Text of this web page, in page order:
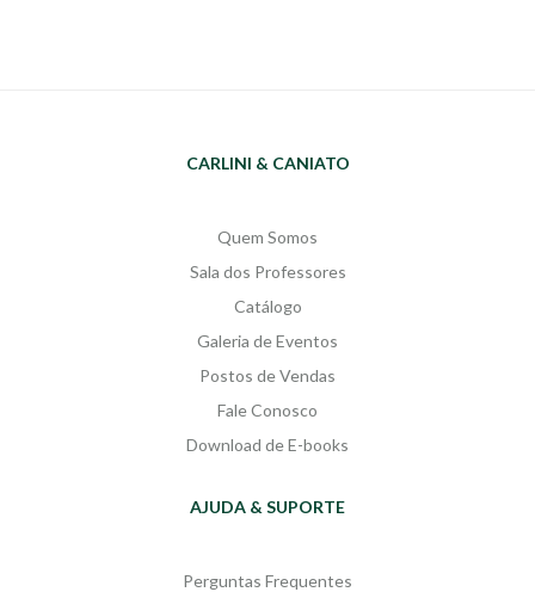
CARLINI & CANIATO
Quem Somos
Sala dos Professores
Catálogo
Galeria de Eventos
Postos de Vendas
Fale Conosco
Download de E-books
AJUDA & SUPORTE
Perguntas Frequentes